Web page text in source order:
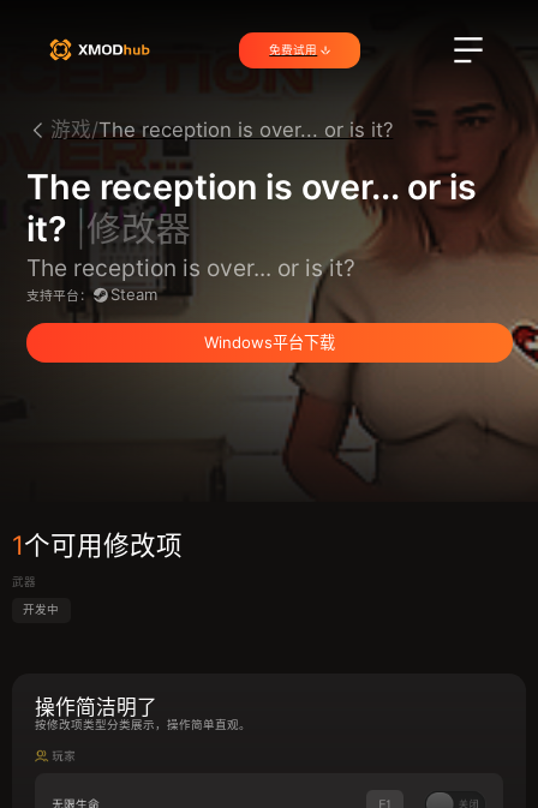
免费试用
游戏/The reception is over... or is it?
The reception is over... or is
it? |修改器
The reception is over... or is it?
支持平台： Steam
Windows平台下载
1个可用修改项
武器
开发中
操作简洁明了
按修改项类型分类展示，操作简单直观。